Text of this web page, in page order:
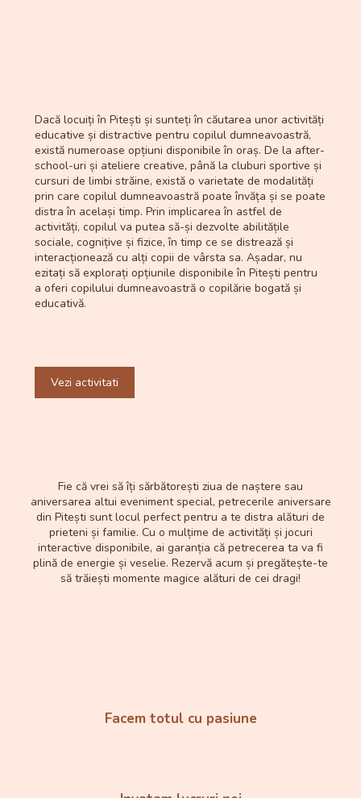
Dacă locuiți în Pitești și sunteți în căutarea unor activități
educative și distractive pentru copilul dumneavoastră,
există numeroase opțiuni disponibile în oraș. De la after-
school-uri și ateliere creative, până la cluburi sportive și
cursuri de limbi străine, există o varietate de modalități
prin care copilul dumneavoastră poate învăța și se poate
distra în același timp. Prin implicarea în astfel de
activități, copilul va putea să-și dezvolte abilitățile
sociale, cognițive și fizice, în timp ce se distrează și
interacționează cu alți copii de vârsta sa. Așadar, nu
ezitați să explorați opțiunile disponibile în Pitești pentru
a oferi copilului dumneavoastră o copilărie bogată și
educativă.
Vezi activitati
Fie că vrei să îți sărbătorești ziua de naștere sau
aniversarea altui eveniment special, petrecerile aniversare
din Pitești sunt locul perfect pentru a te distra alături de
prieteni și familie. Cu o mulțime de activități și jocuri
interactive disponibile, ai garanția că petrecerea ta va fi
plină de energie și veselie. Rezervă acum și pregătește-te
să trăiești momente magice alături de cei dragi!
Facem totul cu pasiune